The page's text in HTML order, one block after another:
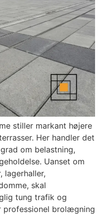
stiller markant højere
Her handler det
om belastning,
Uanset om
lagerhaller,
skal
tung trafik og
professionel brolægning